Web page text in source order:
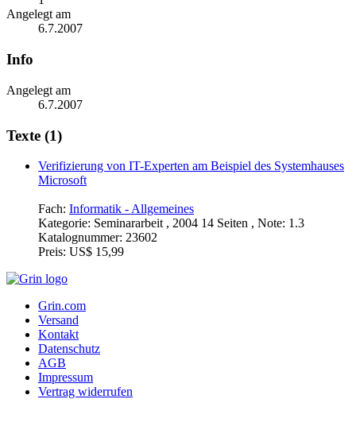
Angelegt am
6.7.2007
Info
Angelegt am
6.7.2007
Texte (1)
Verifizierung von IT-Experten am Beispiel des Systemhauses
Microsoft
Fach: Informatik - Allgemeines
Kategorie: Seminararbeit , 2004 14 Seiten , Note: 1.3
Katalognummer: 23602
Preis: US$ 15,99
Grin.com
Versand
Kontakt
Datenschutz
AGB
Impressum
Vertrag widerrufen